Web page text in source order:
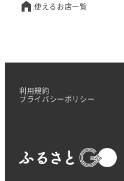
使えるお店一覧
利用規約
プライバシーポリシー